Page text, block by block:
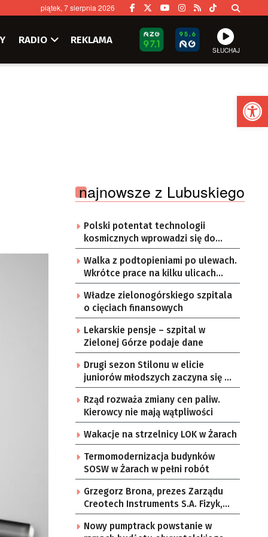
piątek, 7 sierpnia 2026
RADIO REKLAMA
SŁUCHAJ
najnowsze z Lubuskiego
Polski potentat technologii
kosmicznych wprowadzi się do
Zielonej Góry
Walka z podtopieniami po ulewach.
Wkrótce prace na kilku ulicach
Gorzowa
Władze zielonogórskiego szpitala
o cięciach finansowych
Lekarskie pensje – szpital w
Zielonej Górze podaje dane
Drugi sezon Stilonu w elicie
juniorów młodszych zaczyna się w
sobotę
Rząd rozważa zmiany cen paliw.
Kierowcy nie mają wątpliwości
Wakacje na strzelnicy LOK w Żarach
Termomodernizacja budynków
SOSW w Żarach w pełni robót
Grzegorz Brona, prezes Zarządu
Creotech Instruments S.A. Fizyk,
naukowiec, były pracownik CERN w
Genewie, przedsiębiorca i
Nowy pumptrack powstanie w